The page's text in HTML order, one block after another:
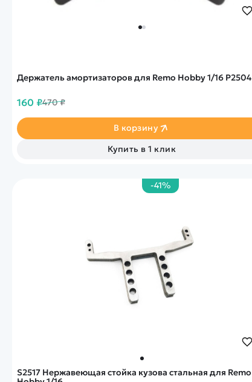
Держатель амортизаторов для Remo Hobby 1/16 P2504
160 ₽470 ₽
В корзину
Купить в 1 клик
-41%
S2517 Нержавеющая стойка кузова стальная для Remo